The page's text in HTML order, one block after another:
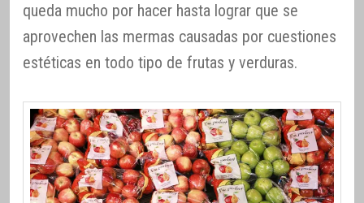
queda mucho por hacer hasta lograr que se
aprovechen las mermas causadas por cuestiones
estéticas en todo tipo de frutas y verduras.